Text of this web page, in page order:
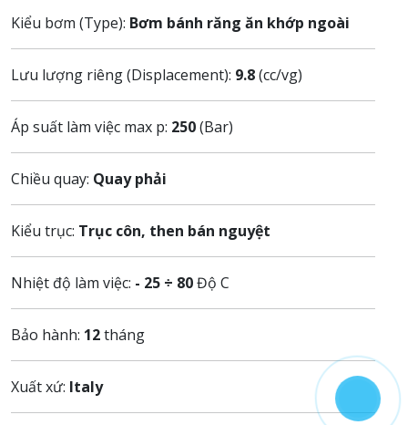
Kiểu bơm (Type): Bơm bánh răng ăn khớp ngoài
Lưu lượng riêng (Displacement): 9.8(cc/vg)
Áp suất làm việc max p: 250(Bar)
Chiều quay: Quay phải
Kiểu trục: Trục côn, then bán nguyệt
Nhiệt độ làm việc: - 25 ÷ 80Độ C
Bảo hành: 12tháng
Xuất xứ: Italy